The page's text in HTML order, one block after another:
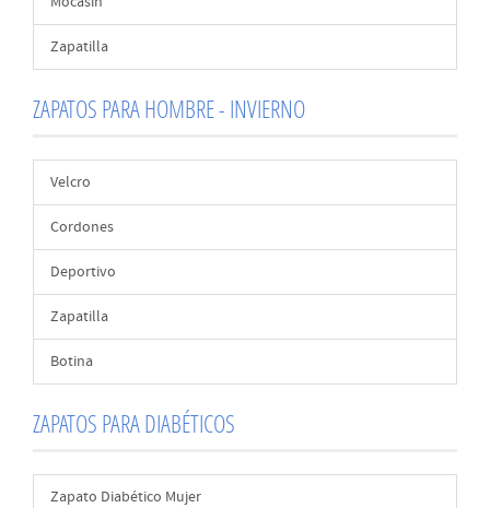
Zapatilla
ZAPATOS PARA HOMBRE - INVIERNO
Velcro
Cordones
Deportivo
Zapatilla
Botina
ZAPATOS PARA DIABÉTICOS
Zapato Diabético Mujer